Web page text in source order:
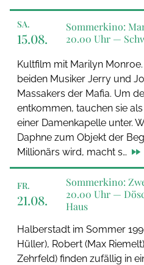
SA.
15.08.
Sommerkino:
20.00 Uhr —
Kultfilm mit Marilyn
beiden Musiker Jerry und
Massakers der Mafia. Um
entkommen, tauchen sie
einer Damenkapelle unter.
Daphne zum Objekt der
Millionärs wird, macht s…
FR.
21.08.
Sommerkino:
20.00 Uhr —
Haus
Halberstadt im Sommer
Hüller), Robert (Max
Zehrfeld) finden zufällig in